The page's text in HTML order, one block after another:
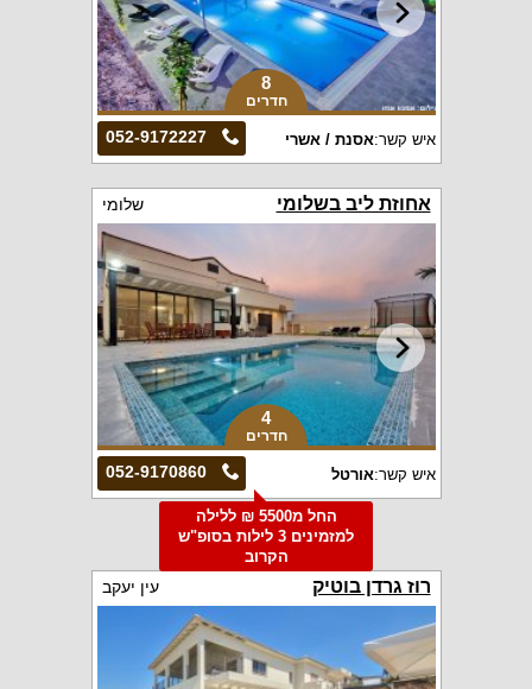
8
חדרים
052-9172227 איש קשר:אסנת / אשרי
אחוזת ליב בשלומי שלומי
4
חדרים
052-9170860 איש קשר:אורטל
החל מ5500 ₪ ללילה
למזמינים 3 לילות בסופ"ש
הקרוב
רוז גרדן בוטיק עין יעקב